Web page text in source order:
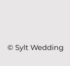
© Sylt Wedding